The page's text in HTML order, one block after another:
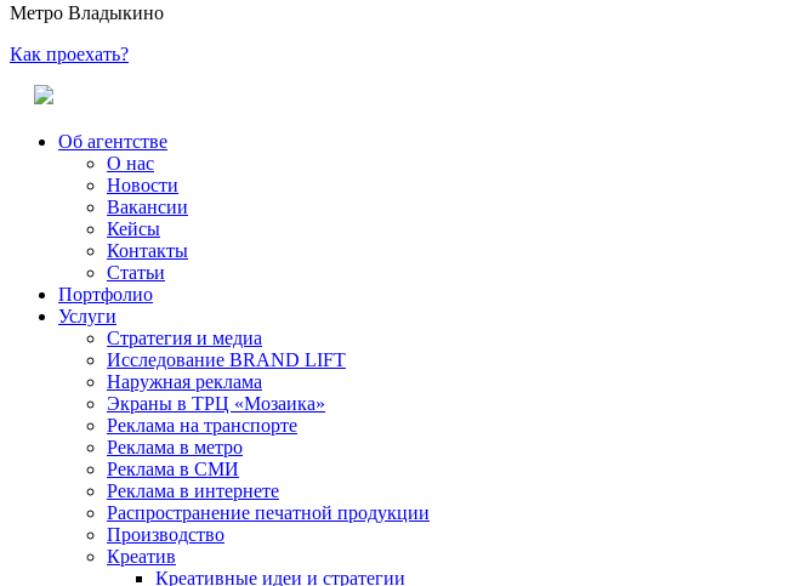
Метро Владыкино
Как проехать?
Об агентстве
О нас
Новости
Вакансии
Кейсы
Контакты
Статьи
Портфолио
Услуги
Стратегия и медиа
Исследование BRAND LIFT
Наружная реклама
Экраны в ТРЦ «Мозаика»
Реклама на транспорте
Реклама в метро
Реклама в СМИ
Реклама в интернете
Распространение печатной продукции
Производство
Креатив
Креативные идеи и стратегии